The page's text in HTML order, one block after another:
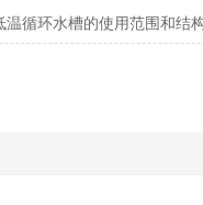
温循环水槽的使用范围和结